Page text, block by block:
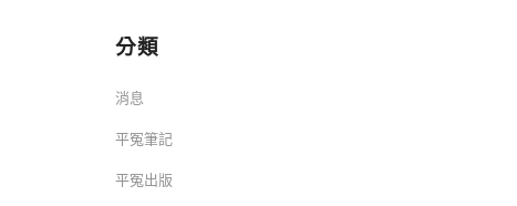
分類
消息
平冤筆記
平冤出版